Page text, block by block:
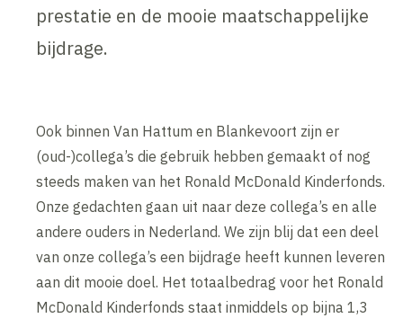
prestatie en de mooie maatschappelijke
bijdrage.
Ook binnen Van Hattum en Blankevoort zijn er
(oud-)collega’s die gebruik hebben gemaakt of nog
steeds maken van het Ronald McDonald Kinderfonds.
Onze gedachten gaan uit naar deze collega’s en alle
andere ouders in Nederland. We zijn blij dat een deel
van onze collega’s een bijdrage heeft kunnen leveren
aan dit mooie doel. Het totaalbedrag voor het Ronald
McDonald Kinderfonds staat inmiddels op bijna 1,3